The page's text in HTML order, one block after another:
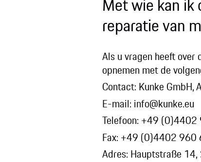
Met wie kan ik
reparatie van
Als u vragen heeft
opnemen met de
Contact: Kunke GmbH,
E-mail: info@kunke.eu
Telefoon: +49
Fax: +49 (0)4402 960
Adres: Hauptstraße